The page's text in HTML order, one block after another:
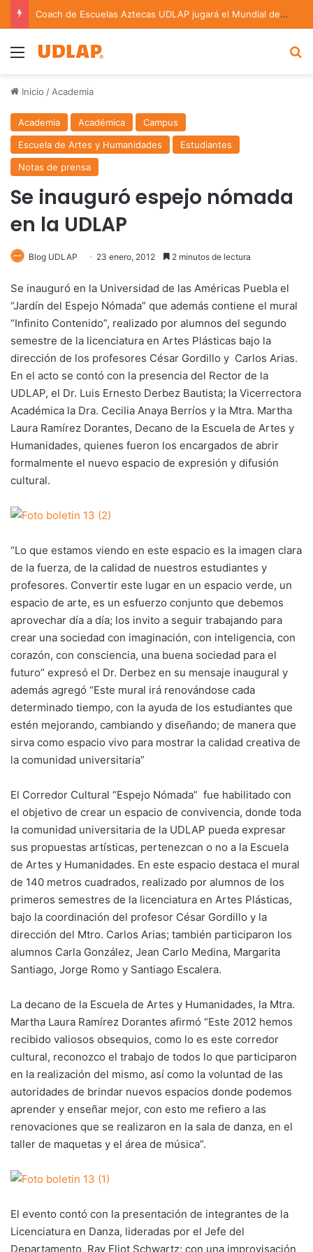
Coach de Escuelas Aztecas UDLAP jugará el Mundial de Flag Football en Alemania
Menu
Inicio / Academia
Academia Académica
Campus
Escuela de Artes y Humanidades
Estudiantes
Notas de prensa
Se inauguró espejo nómada
en la UDLAP
Blog UDLAP 23 enero, 2012 2 minutos de lectura
Se inauguró en la Universidad de las Américas Puebla el
“Jardín del Espejo Nómada” que además contiene el mural
“Infinito Contenido”, realizado por alumnos del segundo
semestre de la licenciatura en Artes Plásticas bajo la
dirección de los profesores César Gordillo y Carlos Arias.
En el acto se contó con la presencia del Rector de la
UDLAP, el Dr. Luis Ernesto Derbez Bautista; la Vicerrectora
Académica la Dra. Cecilia Anaya Berríos y la Mtra. Martha
Laura Ramírez Dorantes, Decano de la Escuela de Artes y
Humanidades, quienes fueron los encargados de abrir
formalmente el nuevo espacio de expresión y difusión
cultural.
“Lo que estamos viendo en este espacio es la imagen clara
de la fuerza, de la calidad de nuestros estudiantes y
profesores. Convertir este lugar en un espacio verde, un
espacio de arte, es un esfuerzo conjunto que debemos
aprovechar día a día; los invito a seguir trabajando para
crear una sociedad con imaginación, con inteligencia, con
corazón, con consciencia, una buena sociedad para el
futuro” expresó el Dr. Derbez en su mensaje inaugural y
además agregó “Este mural irá renovándose cada
determinado tiempo, con la ayuda de los estudiantes que
estén mejorando, cambiando y diseñando; de manera que
sirva como espacio vivo para mostrar la calidad creativa de
la comunidad universitaria”
El Corredor Cultural “Espejo Nómada” fue habilitado con
el objetivo de crear un espacio de convivencia, donde toda
la comunidad universitaria de la UDLAP pueda expresar
sus propuestas artísticas, pertenezcan o no a la Escuela
de Artes y Humanidades. En este espacio destaca el mural
de 140 metros cuadrados, realizado por alumnos de los
primeros semestres de la licenciatura en Artes Plásticas,
bajo la coordinación del profesor César Gordillo y la
dirección del Mtro. Carlos Arias; también participaron los
alumnos Carla González, Jean Carlo Medina, Margarita
Santiago, Jorge Romo y Santiago Escalera.
La decano de la Escuela de Artes y Humanidades, la Mtra.
Martha Laura Ramírez Dorantes afirmó “Este 2012 hemos
recibido valiosos obsequios, como lo es este corredor
cultural, reconozco el trabajo de todos lo que participaron
en la realización del mismo, así como la voluntad de las
autoridades de brindar nuevos espacios donde podemos
aprender y enseñar mejor, con esto me refiero a las
renovaciones que se realizaron en la sala de danza, en el
taller de maquetas y el área de música”.
El evento contó con la presentación de integrantes de la
Licenciatura en Danza, lideradas por el Jefe del
Departamento, Ray Eliot Schwartz; con una improvisación